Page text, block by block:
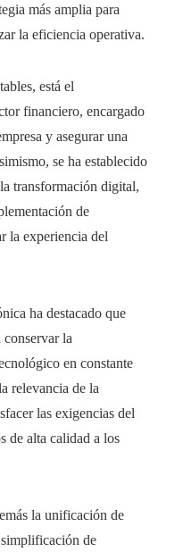
más amplia para
la eficiencia operativa.
está el
financiero, encargado
y asegurar una
se ha establecido
transformación digital,
de
la experiencia del
ha destacado que
conservar la
en constante
relevancia de la
las exigencias del
de alta calidad a los
la unificación de
de